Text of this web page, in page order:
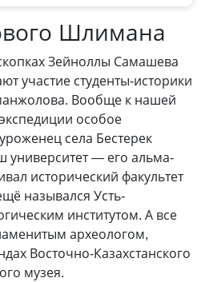
Шлимана
Зейноллы Самашева
участие студенты-историки
Вообще к нашей
особое
села Бестерек
университет — его альма-
исторический факультет
назывался Усть-
институтом. А все
археологом,
Восточно-Казахстанского
музея.